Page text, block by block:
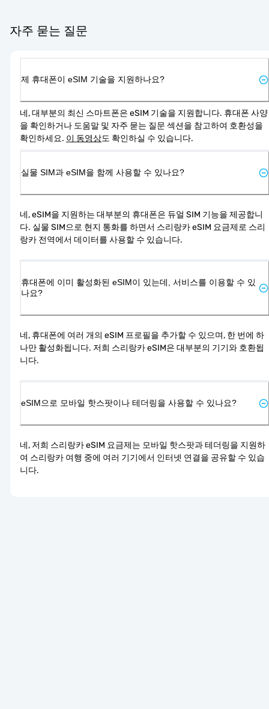
자주 묻는 질문
제 휴대폰이 eSIM 기술을 지원하나요?
네, 대부분의 최신 스마트폰은 eSIM 기술을 지원합니다. 휴대폰 사양
을 확인하거나 도움말 및 자주 묻는 질문 섹션을 참고하여 호환성을
확인하세요. 이 동영상도 확인하실 수 있습니다.
실물 SIM과 eSIM을 함께 사용할 수 있나요?
네, eSIM을 지원하는 대부분의 휴대폰은 듀얼 SIM 기능을 제공합니
다. 실물 SIM으로 현지 통화를 하면서 스리랑카 eSIM 요금제로 스리
랑카 전역에서 데이터를 사용할 수 있습니다.
휴대폰에 이미 활성화된 eSIM이 있는데, 서비스를 이용할 수 있
나요?
네, 휴대폰에 여러 개의 eSIM 프로필을 추가할 수 있으며, 한 번에 하
나만 활성화됩니다. 저희 스리랑카 eSIM은 대부분의 기기와 호환됩
니다.
eSIM으로 모바일 핫스팟이나 테더링을 사용할 수 있나요?
네, 저희 스리랑카 eSIM 요금제는 모바일 핫스팟과 테더링을 지원하
여 스리랑카 여행 중에 여러 기기에서 인터넷 연결을 공유할 수 있습
니다.